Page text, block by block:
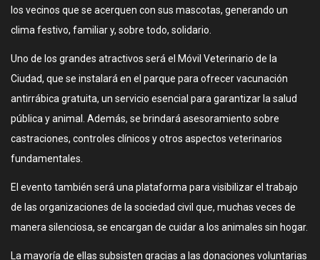
los vecinos que se acerquen con sus mascotas, generando un
clima festivo, familiar y, sobre todo, solidario.
Uno de los grandes atractivos será el Móvil Veterinario de la
Ciudad, que se instalará en el parque para ofrecer vacunación
antirrábica gratuita, un servicio esencial para garantizar la salud
pública y animal. Además, se brindará asesoramiento sobre
castraciones, controles clínicos y otros aspectos veterinarios
fundamentales.
El evento también será una plataforma para visibilizar el trabajo
de las organizaciones de la sociedad civil que, muchas veces de
manera silenciosa, se encargan de cuidar a los animales sin hogar.
La mayoría de ellas subsisten gracias a las donaciones voluntarias